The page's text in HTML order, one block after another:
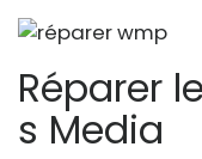
Réparer
s Media